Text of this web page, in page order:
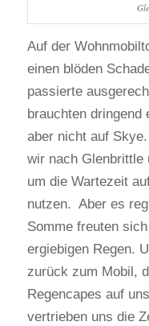
Auf der
einen blöden
passierte
brauchten dringend
aber nicht auf
wir nach Glenbrittle
um die Wartezeit
nutzen. Aber es
Somme freuten
ergiebigen Regen.
zurück zum Mobil,
Regencapes auf
vertrieben uns die